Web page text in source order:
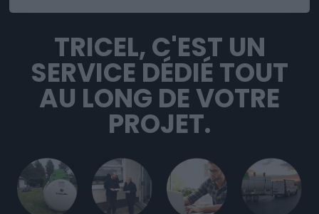
TRICEL, C'EST UN
SERVICE DÉDIÉ TOUT
AU LONG DE VOTRE
PROJET.